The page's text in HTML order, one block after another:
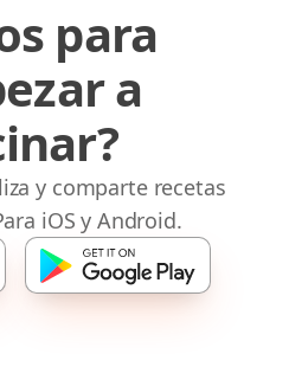
para
a
y comparte recetas
iOS y Android.